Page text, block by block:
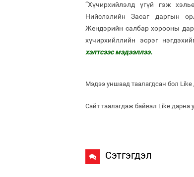
“Хүчирхийлэлд үгүй гэж
Нийслэлийн Засаг даргын
Жендэрийн салбар хорооны
хүчирхийллийн эсрэг
хэлтсээс мэдээллээ.
Мэдээ уншаад таалагдсан бол Like
Сайт таалагдаж байвал Like дарна
Сэтгэгдэл